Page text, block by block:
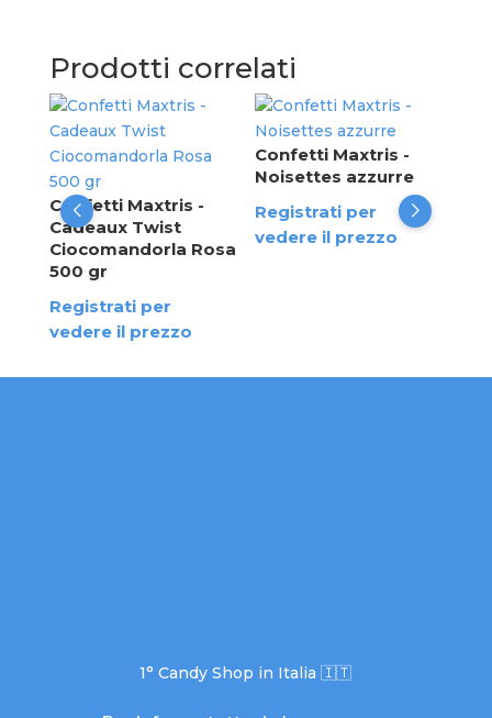
Prodotti correlati
Confetti Maxtris -
Cadeaux Twist
Ciocomandorla Rosa
500 gr
Registrati per
vedere il prezzo
Confetti Maxtris -
Noisettes azzurre
Registrati per
vedere il prezzo
1° Candy Shop in Italia 🇮🇹